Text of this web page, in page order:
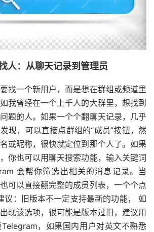
人：从聊天记录到管理员
找一个新用户，而是想在群组或频道里
我曾经在一个上千人的大群里，想找到
题的人。如果一个个翻聊天记录，几乎
现，可以直接点群组的“成员”按钮，然
或昵称，很快就定位到那个人了。如果
你也可以用聊天搜索功能，输入关键词
会帮你筛选出相关的消息记录。当
可以直接翻完整的成员列表，一个个点
：旧版本不一定支持最新的功能， 如
现该选项，很可能是版本过旧，建议用
，如果国内用户对英文不熟悉